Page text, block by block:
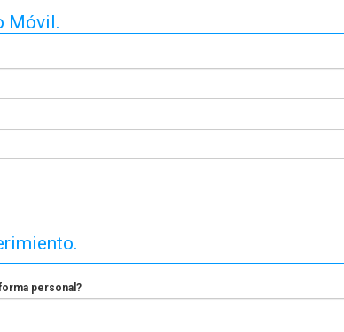
Móvil.
personal?